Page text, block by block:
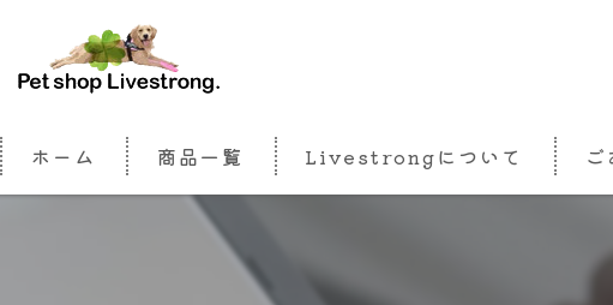
ホーム 商品一覧 Livestrongについて